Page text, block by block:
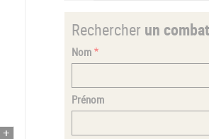
Rechercher un
Nom
Prénom